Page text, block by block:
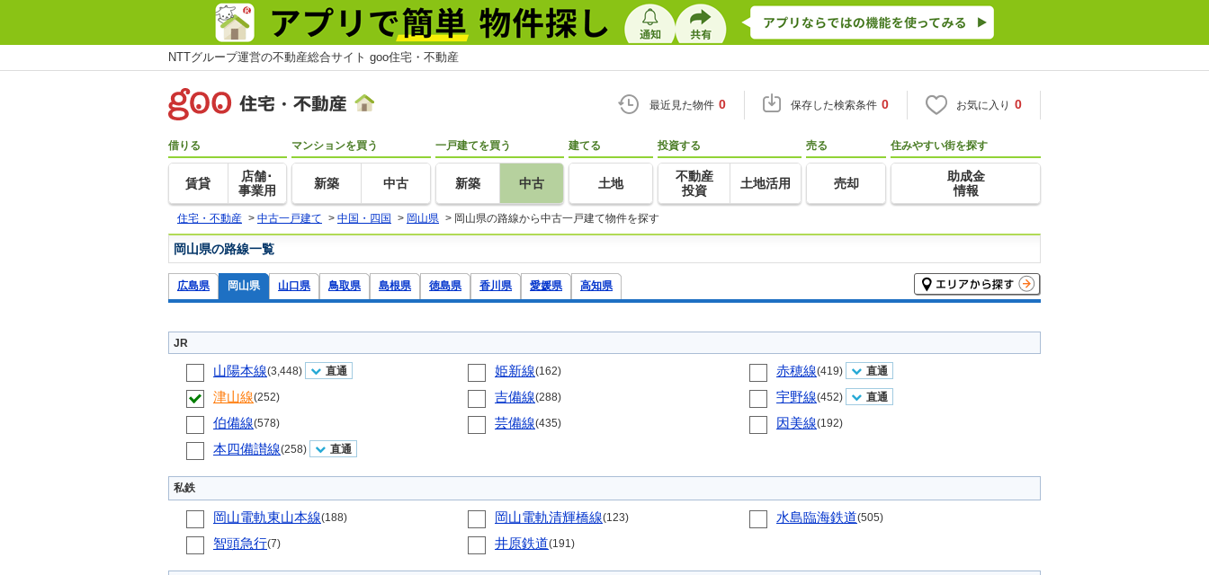
NTTグループ運営の不動産総合サイト goo住宅・不動産
最近見た物件 0 保存した検索条件 0 お気に入り 0
借りる
賃貸
店舗･
事業用
マンションを買う
新築 中古
一戸建てを買う
新築 中古
建てる
土地
投資する
不動産
投資
土地活用
売る
売却
住みやすい街を探す
助成金
情報
住宅・不動産 > 中古一戸建て > 中国・四国 > 岡山県 > 岡山県の路線から中古一戸建て物件を探す
岡山県の路線一覧
広島県 岡山県 山口県 鳥取県 島根県 徳島県 香川県 愛媛県 高知県
JR
山陽本線(3,448) 直通 姫新線(162) 赤穂線(419) 直通
津山線(252) 吉備線(288) 宇野線(452) 直通
伯備線(578) 芸備線(435) 因美線(192)
本四備讃線(258) 直通
私鉄
岡山電軌東山本線(188) 岡山電軌清輝橋線(123) 水島臨海鉄道(505)
智頭急行(7) 井原鉄道(191)